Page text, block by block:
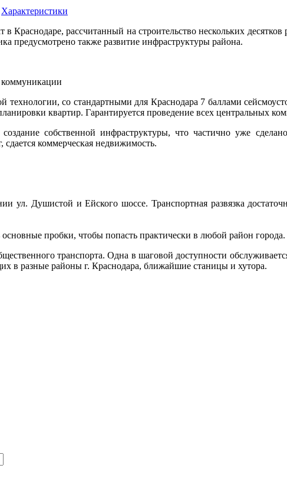
Характеристики
рассчитанный на строительство нескольких
предусмотрено также развитие инфраструктуры района.
коммуникации
технологии, со стандартными для Краснодара 7 баллами
квартир. Гарантируется проведение всех центральных
создание собственной инфраструктуры, что частично уже
коммерческая недвижимость.
ул. Душистой и Ейского шоссе. Транспортная развязка
пробки, чтобы попасть практически в любой район города.
транспорта. Одна в шаговой доступности
в разные районы г. Краснодара, ближайшие станицы и хутора.